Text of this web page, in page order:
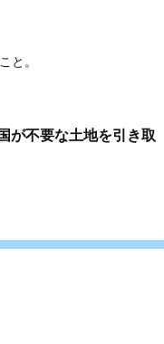
と。
が不要な土地を引き取